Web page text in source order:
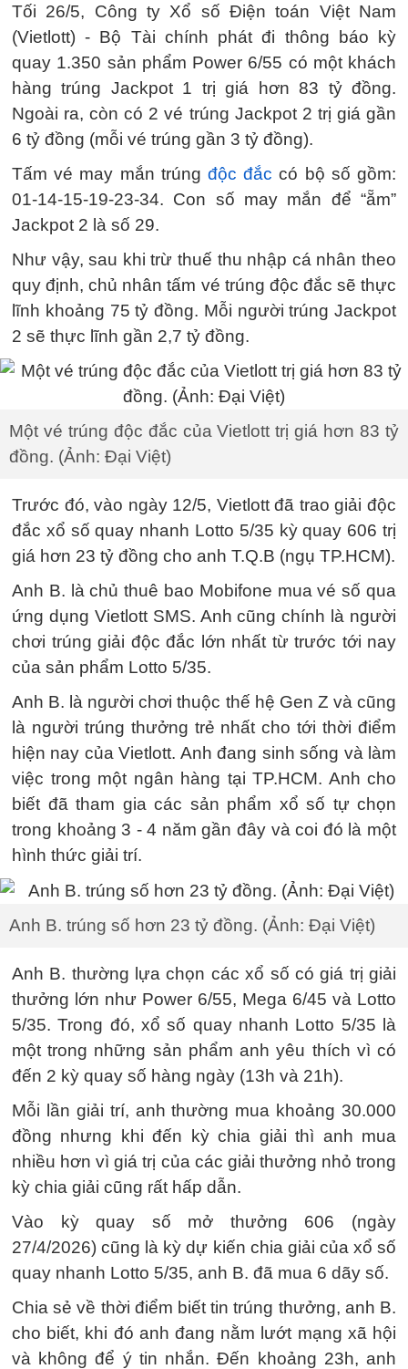
Tối 26/5, Công ty Xổ số Điện toán Việt Nam
(Vietlott) - Bộ Tài chính phát đi thông báo kỳ
quay 1.350 sản phẩm Power 6/55 có một khách
hàng trúng Jackpot 1 trị giá hơn 83 tỷ đồng.
Ngoài ra, còn có 2 vé trúng Jackpot 2 trị giá gần
6 tỷ đồng (mỗi vé trúng gần 3 tỷ đồng).
Tấm vé may mắn trúng độc đắc có bộ số gồm:
01-14-15-19-23-34. Con số may mắn để “ẵm”
Jackpot 2 là số 29.
Như vậy, sau khi trừ thuế thu nhập cá nhân theo
quy định, chủ nhân tấm vé trúng độc đắc sẽ thực
lĩnh khoảng 75 tỷ đồng. Mỗi người trúng Jackpot
2 sẽ thực lĩnh gần 2,7 tỷ đồng.
Một vé trúng độc đắc của Vietlott trị giá hơn 83 tỷ
đồng. (Ảnh: Đại Việt)
Trước đó, vào ngày 12/5, Vietlott đã trao giải độc
đắc xổ số quay nhanh Lotto 5/35 kỳ quay 606 trị
giá hơn 23 tỷ đồng cho anh T.Q.B (ngụ TP.HCM).
Anh B. là chủ thuê bao Mobifone mua vé số qua
ứng dụng Vietlott SMS. Anh cũng chính là người
chơi trúng giải độc đắc lớn nhất từ trước tới nay
của sản phẩm Lotto 5/35.
Anh B. là người chơi thuộc thế hệ Gen Z và cũng
là người trúng thưởng trẻ nhất cho tới thời điểm
hiện nay của Vietlott. Anh đang sinh sống và làm
việc trong một ngân hàng tại TP.HCM. Anh cho
biết đã tham gia các sản phẩm xổ số tự chọn
trong khoảng 3 - 4 năm gần đây và coi đó là một
hình thức giải trí.
Anh B. trúng số hơn 23 tỷ đồng. (Ảnh: Đại Việt)
Anh B. thường lựa chọn các xổ số có giá trị giải
thưởng lớn như Power 6/55, Mega 6/45 và Lotto
5/35. Trong đó, xổ số quay nhanh Lotto 5/35 là
một trong những sản phẩm anh yêu thích vì có
đến 2 kỳ quay số hàng ngày (13h và 21h).
Mỗi lần giải trí, anh thường mua khoảng 30.000
đồng nhưng khi đến kỳ chia giải thì anh mua
nhiều hơn vì giá trị của các giải thưởng nhỏ trong
kỳ chia giải cũng rất hấp dẫn.
Vào kỳ quay số mở thưởng 606 (ngày
27/4/2026) cũng là kỳ dự kiến chia giải của xổ số
quay nhanh Lotto 5/35, anh B. đã mua 6 dãy số.
Chia sẻ về thời điểm biết tin trúng thưởng, anh B.
cho biết, khi đó anh đang nằm lướt mạng xã hội
và không để ý tin nhắn. Đến khoảng 23h, anh